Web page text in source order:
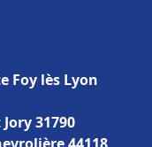
Foy lès Lyon
31790